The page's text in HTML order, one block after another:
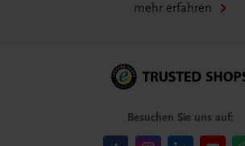
mehr erfahren
Besuchen Sie uns auf: